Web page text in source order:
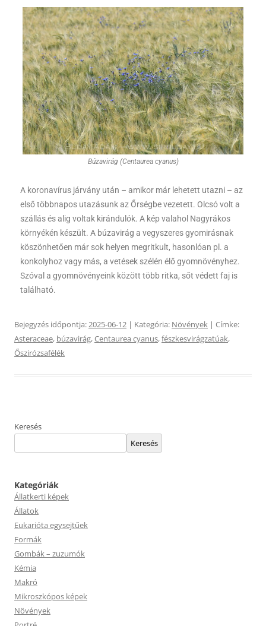
Búzavirág (Centaurea cyanus)
A koronavírus járvány után – amikor már lehetett utazni – az
első többnapos utazásunk az Őrségbe vezetett. Olcsó volt a
szállás és alig voltak kirándulók. A kép valahol Nagyrákos
környékén készült. A búzavirág a vegyszeres gyomirásnak
köszönhetően már sok helyen megritkult, hasonlóan pl. a
konkolyhoz vagy más, a vetések szélén élő gyomnövényhez.
Szóval a gyomnövényeink között több ritka, sőt védett faj is
található.
Bejegyzés időpontja:2025-06-12 | Kategória: Növények | Címke:
Asteraceae, búzavirág,Centaurea cyanus,fészkesvirágzatúak,
Őszirózsafélék
Keresés
Keresés
Kategóriák
Állatkerti képek
Állatok
Eukarióta egysejtűek
Formák
Gombák – zuzumók
Kémia
Makró
Mikroszkópos képek
Növények